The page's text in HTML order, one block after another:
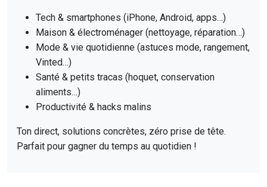
Tech & smartphones (iPhone, Android, apps…)
Maison & électroménager (nettoyage, réparation…)
Mode & vie quotidienne (astuces mode, rangement,
Vinted…)
Santé & petits tracas (hoquet, conservation
aliments…)
Productivité & hacks malins
Ton direct, solutions concrètes, zéro prise de tête.
Parfait pour gagner du temps au quotidien !